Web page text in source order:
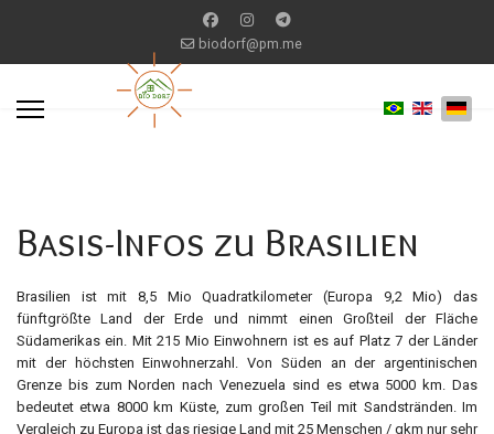
biodorf@pm.me
Basis-Infos zu Brasilien
Brasilien ist mit 8,5 Mio Quadratkilometer (Europa 9,2 Mio) das
fünftgrößte Land der Erde und nimmt einen Großteil der Fläche
Südamerikas ein. Mit 215 Mio Einwohnern ist es auf Platz 7 der Länder
mit der höchsten Einwohnerzahl. Von Süden an der argentinischen
Grenze bis zum Norden nach Venezuela sind es etwa 5000 km. Das
bedeutet etwa 8000 km Küste, zum großen Teil mit Sandstränden. Im
Vergleich zu Europa ist das riesige Land mit 25 Menschen / qkm nur sehr